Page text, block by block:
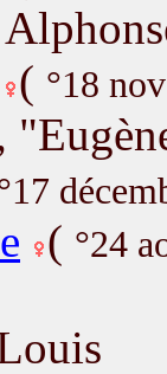
( °18
( °24